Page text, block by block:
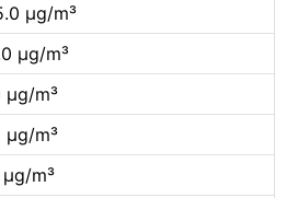
µg/m³
µg/m³
µg/m³
µg/m³
µg/m³